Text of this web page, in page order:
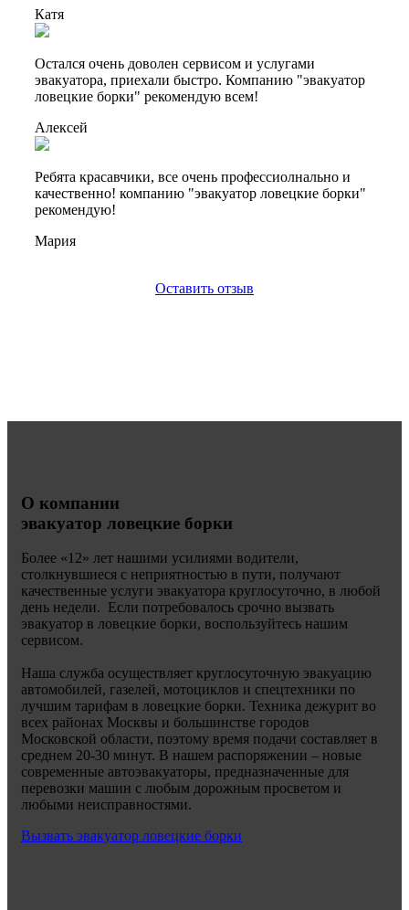
Катя
Остался очень доволен сервисом и услугами
эвакуатора, приехали быстро. Компанию "эвакуатор
ловецкие борки" рекомендую всем!
Алексей
Ребята красавчики, все очень профессиолнально и
качественно! компанию "эвакуатор ловецкие борки"
рекомендую!
Мария
Оставить отзыв
О компании
эвакуатор ловецкие борки
Более «12» лет нашими усилиями водители,
столкнувшиеся с неприятностью в пути, получают
качественные услуги эвакуатора круглосуточно, в любой
день недели. Если потребовалось срочно вызвать
эвакуатор в ловецкие борки, воспользуйтесь нашим
сервисом.
Наша служба осуществляет круглосуточную эвакуацию
автомобилей, газелей, мотоциклов и спецтехники по
лучшим тарифам в ловецкие борки. Техника дежурит во
всех районах Москвы и большинстве городов
Московской области, поэтому время подачи составляет в
среднем 20-30 минут. В нашем распоряжении – новые
современные автоэвакуаторы, предназначенные для
перевозки машин с любым дорожным просветом и
любыми неисправностями.
Вызвать эвакуатор ловецкие борки